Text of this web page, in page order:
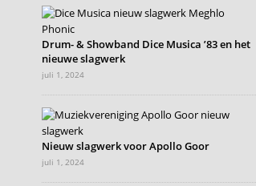
Drum- & Showband Dice Musica ’83 en het
nieuwe slagwerk
juli 1, 2024
Nieuw slagwerk voor Apollo Goor
juli 1, 2024